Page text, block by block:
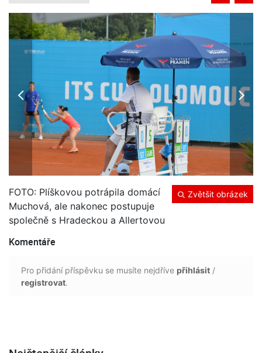
Zvětšit obrázek
FOTO: Plíškovou potrápila domácí
Muchová, ale nakonec postupuje
společně s Hradeckou a Allertovou
Komentáře
Pro přidání příspěvku se musíte nejdříve přihlásit /
registrovat.